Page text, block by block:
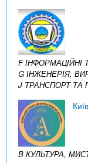
F ІНФОРМАЦІЙНІ
G ІНЖЕНЕРІЯ,
J ТРАНСПОРТ ТА
B КУЛЬТУРА,